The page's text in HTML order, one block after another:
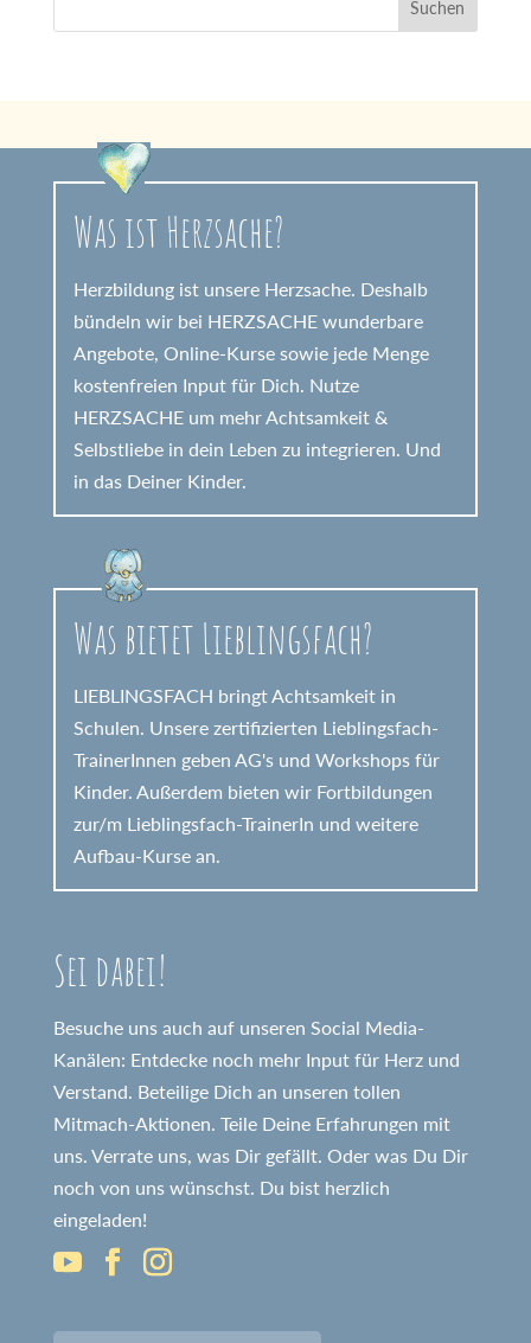
Was ist Herzsache?
Herzbildung ist unsere Herzsache. Deshalb
bündeln wir bei HERZSACHE wunderbare
Angebote, Online-Kurse sowie jede Menge
kostenfreien Input für Dich. Nutze
HERZSACHE um mehr Achtsamkeit &
Selbstliebe in dein Leben zu integrieren. Und
in das Deiner Kinder.
Was bietet Lieblingsfach?
LIEBLINGSFACH bringt Achtsamkeit in
Schulen. Unsere zertifizierten Lieblingsfach-
TrainerInnen geben AG's und Workshops für
Kinder. Außerdem bieten wir Fortbildungen
zur/m Lieblingsfach-TrainerIn und weitere
Aufbau-Kurse an.
Sei dabei!
Besuche uns auch auf unseren Social Media-
Kanälen: Entdecke noch mehr Input für Herz und
Verstand. Beteilige Dich an unseren tollen
Mitmach-Aktionen. Teile Deine Erfahrungen mit
uns. Verrate uns, was Dir gefällt. Oder was Du Dir
noch von uns wünschst. Du bist herzlich
eingeladen!